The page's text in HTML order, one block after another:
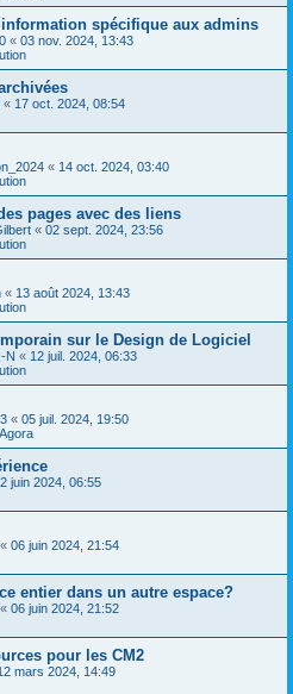
spécifique aux admins
« 03 nov. 2024, 13:43
« 17 oct. 2024, 08:54
« 14 oct. 2024, 03:40
pages avec des liens
« 02 sept. 2024, 23:56
« 13 août 2024, 13:43
sur le Design de Logiciel
N « 12 juil. 2024, 06:33
« 05 juil. 2024, 19:50
juin 2024, 06:55
« 06 juin 2024, 21:54
entier dans un autre espace?
« 06 juin 2024, 21:52
pour les CM2
mars 2024, 14:49